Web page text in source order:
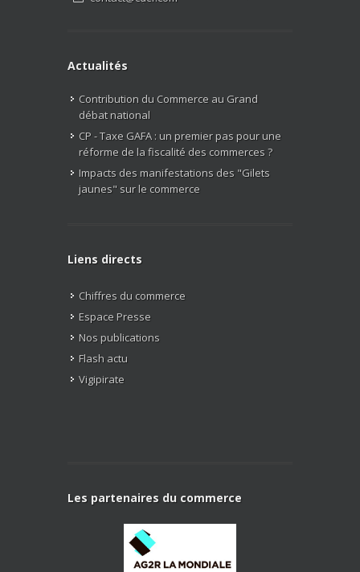
Actualités
Contribution du Commerce au Grand
débat national
CP - Taxe GAFA : un premier pas pour une
réforme de la fiscalité des commerces ?
Impacts des manifestations des "Gilets
jaunes" sur le commerce
Liens directs
Chiffres du commerce
Espace Presse
Nos publications
Flash actu
Vigipirate
Les partenaires du commerce